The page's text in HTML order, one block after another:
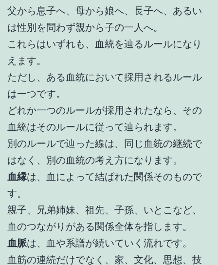
父から息子へ、母から娘へ、長子へ、あるい
は性別を問わず親から子の一人へ。
これらはいずれも、血統を辿るルールになり
えます。
ただし、ある血統において採用されるルール
は一つです。
どれか一つのルールが採用されたなら、その
血統はそのルールに従って辿られます。
別のルールで辿った線は、同じ血統の継続で
はなく、別の血統の考え方になります。
血縁は、血によって結ばれた関係そのもので
す。
親子、兄弟姉妹、祖先、子孫、いとこなど、
血のつながりがある関係全体を指します。
血脈は、血や系譜が続いていく流れです。
血筋の連続だけでなく、家、文化、思想、技